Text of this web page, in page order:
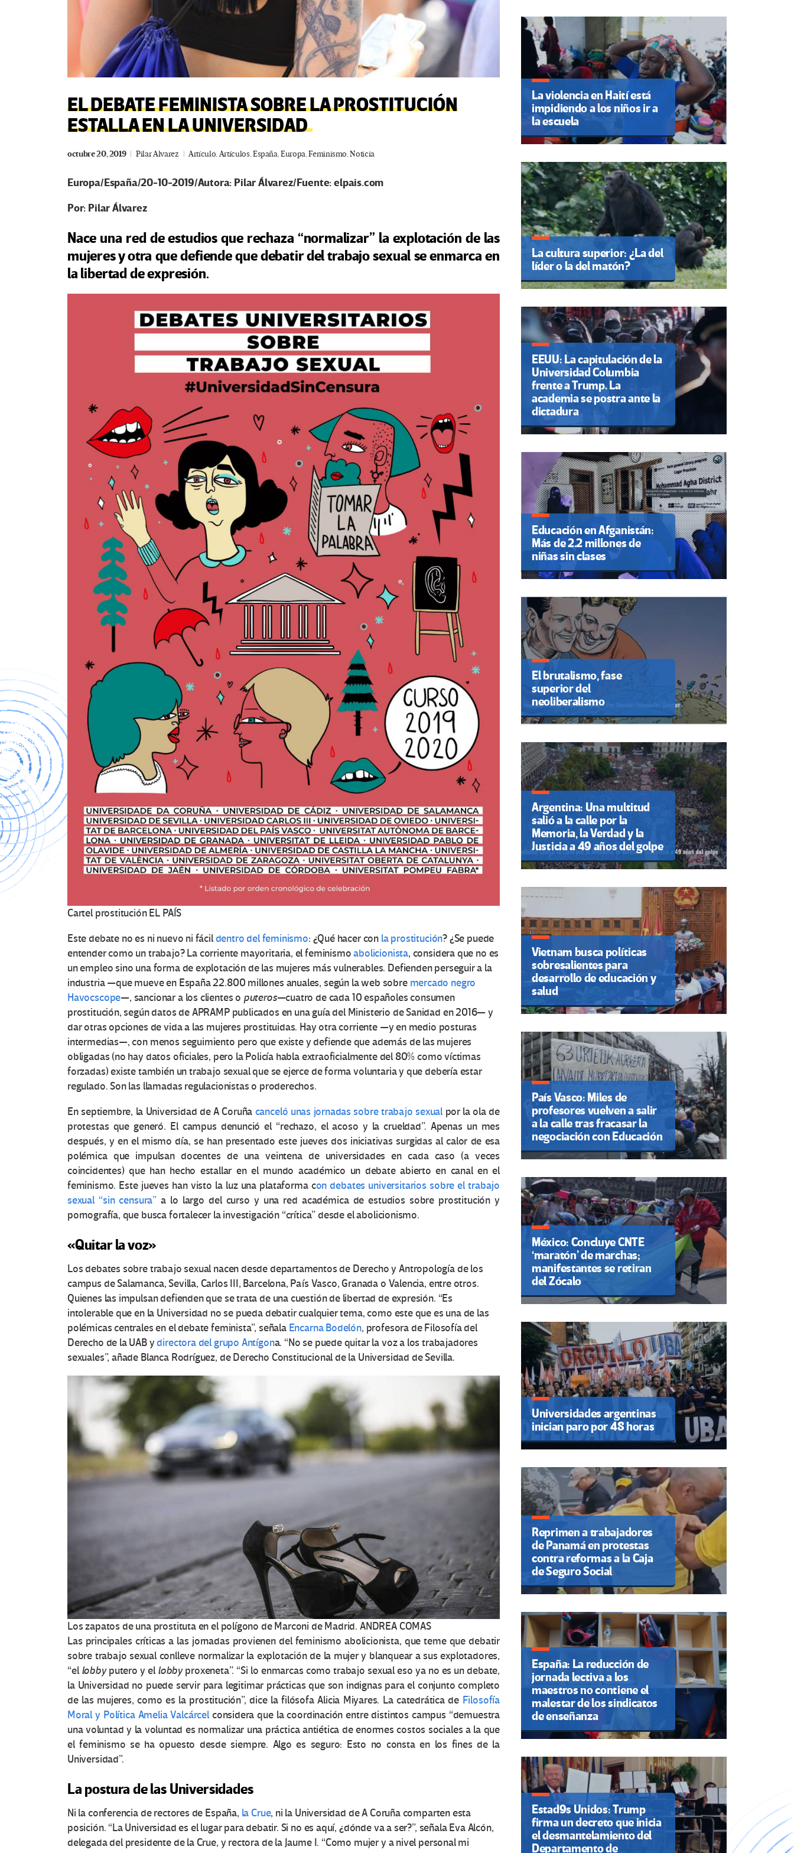
EL DEBATE FEMINISTA SOBRE LA PROSTITUCIÓN
ESTALLA EN LA UNIVERSIDAD
octubre 20, 2019 Pilar Alvarez Artículo,Artículos,España,Europa,Feminismo,Noticia
Europa/España/20-10-2019/Autora: Pilar Álvarez/Fuente: elpais.com
Por: Pilar Álvarez
Nace una red de estudios que rechaza “normalizar” la explotación de las
mujeres y otra que defiende que debatir del trabajo sexual se enmarca en
la libertad de expresión.
Cartel prostitución EL PAÍS
Este debate no es ni nuevo ni fácildentro del feminismo: ¿Qué hacer con la prostitución? ¿Se puede
entender como un trabajo? La corriente mayoritaria, el feminismoabolicionista, considera que no es
un empleo sino una forma de explotación de las mujeres más vulnerables. Defienden perseguir a la
industria —que mueve en España 22.800 millones anuales, según la web sobre mercado negro
Havocscope—, sancionar a los clientes o puteros—cuatro de cada 10 españoles consumen
prostitución, según datos de APRAMP publicados en una guía del Ministerio de Sanidad en 2016— y
dar otras opciones de vida a las mujeres prostituidas. Hay otra corriente —y en medio posturas
intermedias—, con menos seguimiento pero que existe y defiende que además de las mujeres
obligadas (no hay datos oficiales, pero la Policía habla extraoficialmente del 80% como víctimas
forzadas) existe también un trabajo sexual que se ejerce de forma voluntaria y que debería estar
regulado. Son las llamadas regulacionistas o proderechos.
En septiembre, la Universidad de A Coruña canceló unas jornadas sobre trabajo sexual por la ola de
protestas que generó. El campus denunció el “rechazo, el acoso y la crueldad”. Apenas un mes
después, y en el mismo día, se han presentado este jueves dos iniciativas surgidas al calor de esa
polémica que impulsan docentes de una veintena de universidades en cada caso (a veces
coincidentes) que han hecho estallar en el mundo académico un debate abierto en canal en el
feminismo. Este jueves han visto la luz una plataforma con debates universitarios sobre el trabajo
sexual “sin censura” a lo largo del curso y una red académica de estudios sobre prostitución y
pornografía, que busca fortalecer la investigación “crítica” desde el abolicionismo.
«Quitar la voz»
Los debates sobre trabajo sexual nacen desde departamentos de Derecho y Antropología de los
campus de Salamanca, Sevilla, Carlos III, Barcelona, País Vasco, Granada o Valencia, entre otros.
Quienes las impulsan defienden que se trata de una cuestión de libertad de expresión. “Es
intolerable que en la Universidad no se pueda debatir cualquier tema, como este que es una de las
polémicas centrales en el debate feminista”, señala Encarna Bodelón, profesora de Filosofía del
Derecho de la UAB ydirectora del grupo Antígona. “No se puede quitar la voz a los trabajadores
sexuales”, añade Blanca Rodríguez, de Derecho Constitucional de la Universidad de Sevilla.
Los zapatos de una prostituta en el polígono de Marconi de Madrid. ANDREA COMAS
Las principales críticas a las jornadas provienen del feminismo abolicionista, que teme que debatir
sobre trabajo sexual conlleve normalizar la explotación de la mujer y blanquear a sus explotadores,
“el lobbyputero y el lobbyproxeneta”. “Si lo enmarcas como trabajo sexual eso ya no es un debate,
la Universidad no puede servir para legitimar prácticas que son indignas para el conjunto completo
de las mujeres, como es la prostitución”, dice la filósofa Alicia Miyares. La catedrática de Filosofía
Moral y Política Amelia Valcárcelconsidera que la coordinación entre distintos campus “demuestra
una voluntad y la voluntad es normalizar una práctica antiética de enormes costos sociales a la que
el feminismo se ha opuesto desde siempre. Algo es seguro: Esto no consta en los fines de la
Universidad”.
La postura de las Universidades
Ni la conferencia de rectores de España, la Crue, ni la Universidad de A Coruña comparten esta
posición. “La Universidad es el lugar para debatir. Si no es aquí, ¿dónde va a ser?”, señala Eva Alcón,
delegada del presidente de la Crue, y rectora de la Jaume I. “Como mujer y a nivel personal mi
La violencia en Haití está
impidiendo a los niños ir a
la escuela
La cultura superior: ¿La del
líder o la del matón?
EEUU: La capitulación de la
Universidad Columbia
frente a Trump. La
academia se postra ante la
dictadura
Educación en Afganistán:
Más de 2.2 millones de
niñas sin clases
El brutalismo, fase
superior del
neoliberalismo
Argentina: Una multitud
salió a la calle por la
Memoria, la Verdad y la
Justicia a 49 años del golpe
Vietnam busca políticas
sobresalientes para
desarrollo de educación y
salud
País Vasco: Miles de
profesores vuelven a salir
a la calle tras fracasar la
negociación con Educación
México: Concluye CNTE
‘maratón’ de marchas;
manifestantes se retiran
del Zócalo
Universidades argentinas
inician paro por 48 horas
Reprimen a trabajadores
de Panamá en protestas
contra reformas a la Caja
de Seguro Social
España: La reducción de
jornada lectiva a los
maestros no contiene el
malestar de los sindicatos
de enseñanza
Estad9s Unidos: Trump
firma un decreto que inicia
el desmantelamiento del
Departamento de